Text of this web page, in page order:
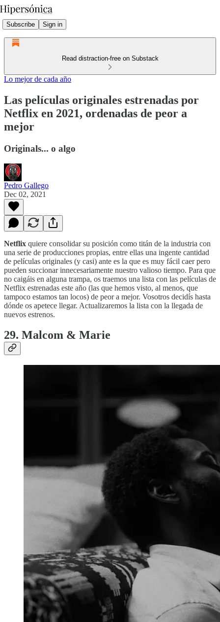
Subscribe Sign in
Read distraction-free on Substack
Lo mejor de cada año
Las películas originales estrenadas por
Netflix en 2021, ordenadas de peor a
mejor
Originals... o algo
Pedro Gallego
Dec 02, 2021
Netflix quiere consolidar su posición como titán de la industria con
una serie de producciones propias, entre ellas una ingente cantidad
de películas originales (y casi) ante es la que es muy fácil caer pero
pueden succionar innecesariamente nuestro valioso tiempo. Para que
no caigáis en alguna trampa, os traemos una lista con las películas de
Netflix estrenadas este año (las que hemos visto, al menos, que
tampoco estamos tan locos) de peor a mejor. Vosotros decidís hasta
dónde os apetece llegar. Actualizaremos la lista con la llegada de
nuevos estrenos.
29. Malcom & Marie